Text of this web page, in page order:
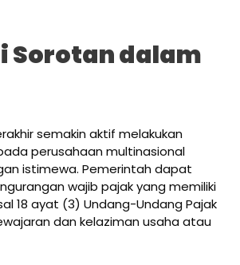
Sorotan dalam
semakin aktif melakukan
perusahaan multinasional
istimewa. Pemerintah dapat
wajib pajak yang memiliki
18 ayat (3) Undang-Undang Pajak
dan kelaziman usaha atau